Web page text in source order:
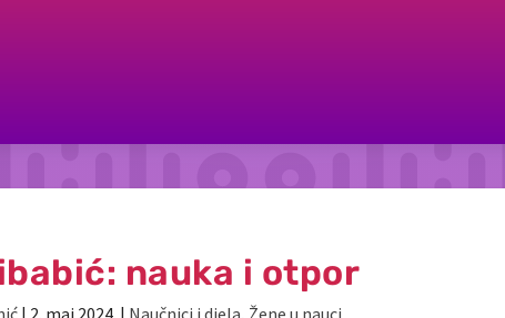
nauka i otpor
| 2. maj 2024. | Naučnici i djela, Žene u nauci